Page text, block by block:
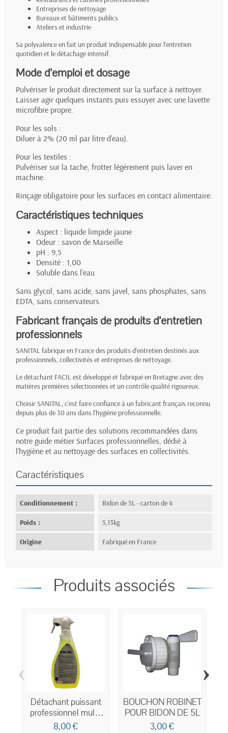
Entreprises de nettoyage
Bureaux et bâtiments publics
Ateliers et industrie
Sa polyvalence en fait un produit indispensable pour l’entretien
quotidien et le détachage intensif.
Mode d’emploi et dosage
Pulvériser le produit directement sur la surface à nettoyer.
Laisser agir quelques instants puis essuyer avec une lavette
microfibre propre.
Pour les sols :
Diluer à 2% (20 ml par litre d’eau).
Pour les textiles :
Pulvériser sur la tache, frotter légèrement puis laver en
machine.
Rinçage obligatoire pour les surfaces en contact alimentaire.
Caractéristiques techniques
Aspect : liquide limpide jaune
Odeur : savon de Marseille
pH : 9,5
Densité : 1,00
Soluble dans l’eau
Sans glycol, sans acide, sans javel, sans phosphates, sans
EDTA, sans conservateurs.
Fabricant français de produits d’entretien
professionnels
SANITAL fabrique en France des produits d’entretien destinés aux
professionnels, collectivités et entreprises de nettoyage.
Le détachant FACIL est développé et fabriqué en Bretagne avec des
matières premières sélectionnées et un contrôle qualité rigoureux.
Choisir SANITAL, c’est faire confiance à un fabricant français reconnu
depuis plus de 30 ans dans l’hygiène professionnelle.
Ce produit fait partie des solutions recommandées dans
notre guide métier Surfaces professionnelles, dédié à
l’hygiène et au nettoyage des surfaces en collectivités.
Caractéristiques
Conditionnement : Bidon de 5L - carton de 4
Poids : 5,13kg
Origine Fabriqué en France
Produits associés
Détachant puissant
professionnel multi-
usages 750ml
8,00 €
BOUCHON ROBINET
POUR BIDON DE 5L
3,00 €
‹ ›